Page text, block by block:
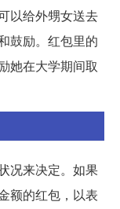
以给外甥女送去
鼓励。红包里的
她在大学期间取
况来决定。如果
额的红包，以表